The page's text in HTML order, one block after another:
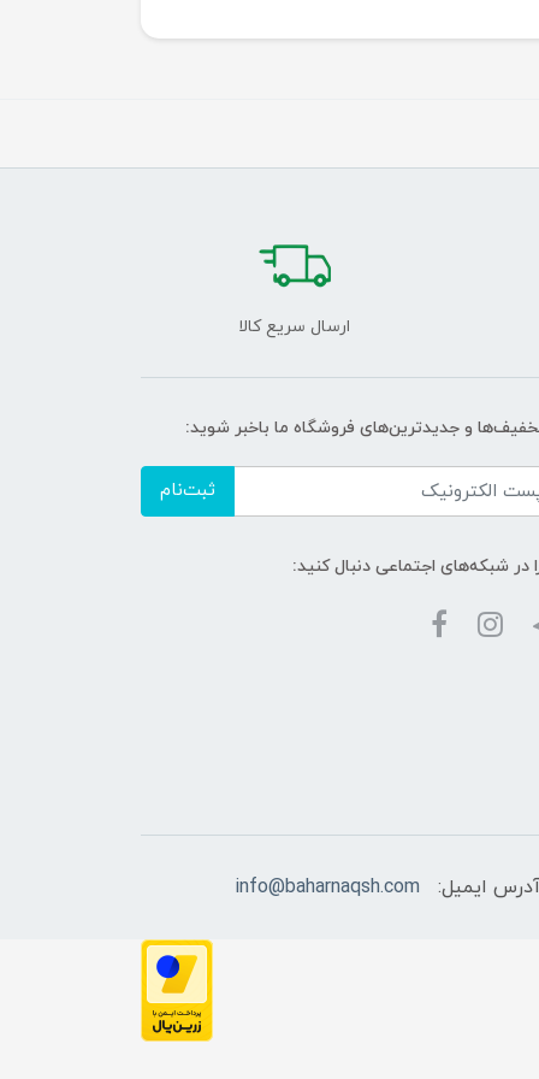
ارسال سریع کالا
و جدیدترین‌های فروشگاه ما باخبر شوید:
ثبت‌نام
در شبکه‌های اجتماعی دنبال کنید:
ایمیل: info@baharnaqsh.com